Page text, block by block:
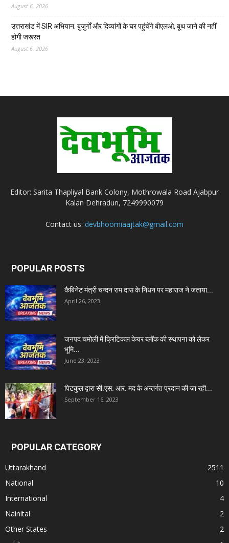
August 6, 2026
उत्तराखंड में SIR अभियान: बुजुर्गों और दिव्यांगों के घर पहुंचेंगे बीएलओ, बूथ जाने की नहीं
होगी जरूरत
August 6, 2026
Editor: Sarita Thapliyal Bank Colony, Mothrowala Road Ajabpur
Kalan Dehradun, 7249990079
Contact us: devbhoomiaajtak@gmail.com
POPULAR POSTS
कैबिनेट मंत्री चन्दन राम दास के निधन पर महाराज ने जताया...
April 26, 2023
जनपद चमोली में क्रिटिकल केयर ब्लॉक की स्थापना को लेकर
भूमि...
June 23, 2023
पिटकुल द्वारा सी.एस. आर. मद के अन्तर्गत प्रदान की जा रही...
September 16, 2023
POPULAR CATEGORY
Uttarakhand
2511
National
10
International
4
Nainital
2
Other States
2